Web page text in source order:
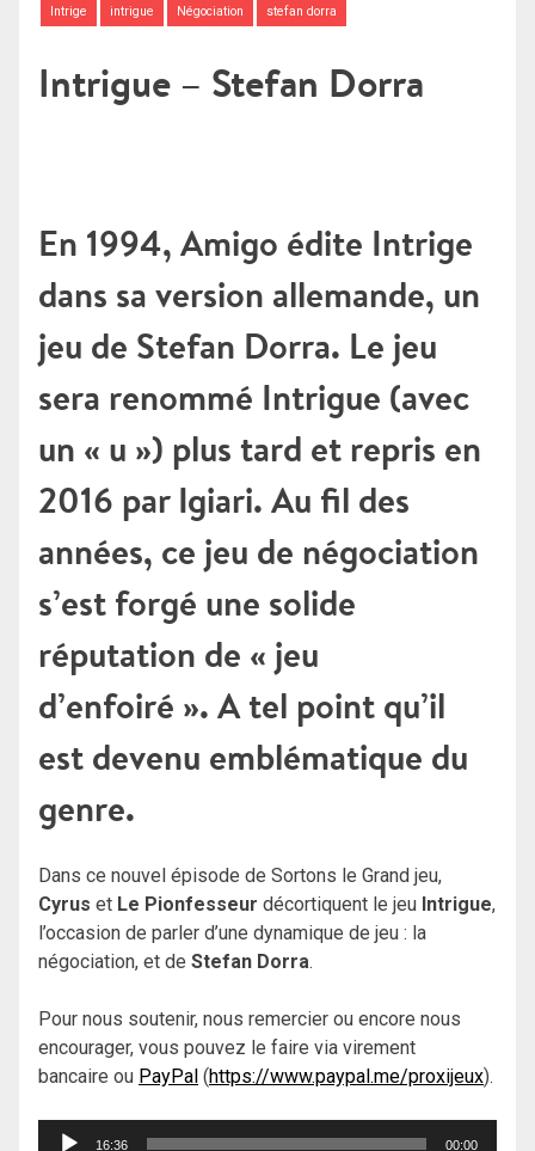
Intrige intrigue Négociation stefan dorra
Intrigue – Stefan Dorra
En 1994, Amigo édite Intrige
dans sa version allemande, un
jeu de Stefan Dorra. Le jeu
sera renommé Intrigue (avec
un « u ») plus tard et repris en
2016 par Igiari. Au fil des
années, ce jeu de négociation
s’est forgé une solide
réputation de « jeu
d’enfoiré ». A tel point qu’il
est devenu emblématique du
genre.
Dans ce nouvel épisode de Sortons le Grand jeu,
Cyrus et Le Pionfesseur décortiquent le jeu Intrigue,
l’occasion de parler d’une dynamique de jeu : la
négociation, et de Stefan Dorra.
Pour nous soutenir, nous remercier ou encore nous
encourager, vous pouvez le faire via virement
bancaire ou PayPal (https://www.paypal.me/proxijeux).
Lecteur
16:36 00:00